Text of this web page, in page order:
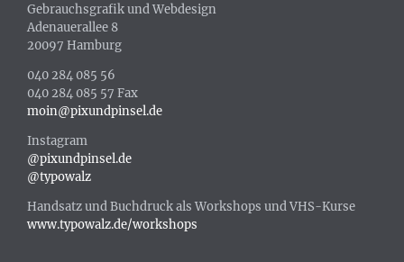
Gebrauchsgrafik und Webdesign
Adenauerallee 8
20097 Hamburg
040 284 085 56
040 284 085 57 Fax
moin@pixundpinsel.de
Instagram
@pixundpinsel.de
@typowalz
Handsatz und Buchdruck als Workshops und VHS-Kurse
www.typowalz.de/workshops